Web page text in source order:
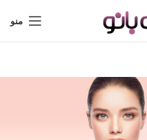
منو